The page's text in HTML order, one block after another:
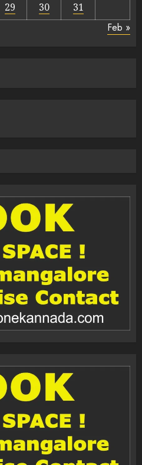
29 30 31
Feb »